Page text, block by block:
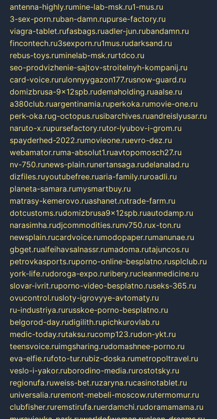
antenna-highly.rumine-lab-msk.ru1-mus.ru
3-sex-porn.ruban-damn.rupurse-factory.ru
viagra-tablet.rufasbags.ruadler-jun.rubandamn.ru
fincontech.ru3sexporn.ru1mus.rudarksand.ru
rebus-toys.ruminelab-msk.rurtdco.ru
seo-prodvizhenie-sajtov-stroitelnyh-kompanij.ru
card-voice.rurulonnyygazon177.rusnow-guard.ru
domizbrusa-9x12spb.rudemaholding.ruaalse.ru
a380club.ruargentinamia.ruperkoka.rumovie-one.ru
perk-oka.rug-octopus.rusibarchives.ruandreislyusar.ru
naruto-x.rupursefactory.rutor-lyubov-i-grom.ru
spayderhed-2022.rumovieone.ruevro-dez.ru
webamator.ruma-absolut1.ruavtopomosch27.ru
nv-750.runews-plain.runertansaga.rudelanalad.ru
dizfiles.ruyoutubefree.ruaria-family.ruroadli.ru
planeta-samara.rumysmartbuy.ru
matrasy-kemerovo.ruashanet.rutrade-farm.ru
dotcustoms.rudomizbrusa9x12spb.ruautodamp.ru
narasimha.rudjcommodities.runv750.rux-ton.ru
newsplain.rucardvoice.rumodopaper.rumanunae.ru
gbget.rualfeihavsalnassr.rumadoma.rutajuncos.ru
petrovkasports.ruporno-online-besplatno.rusplclub.ru
york-life.rudoroga-expo.ruribery.rucleanmedicine.ru
slovar-ivrit.ruporno-video-besplatno.ruseks-365.ru
ovucontrol.rusloty-igrovyye-avtomaty.ru
ru-industriya.rurusskoe-porno-besplatno.ru
belgorod-day.rudigilith.rupichkurovlab.ru
medic-today.rutaksu.rucomp123.rudon-ykt.ru
teensvoice.ruimgsharing.rudomashnee-porno.ru
eva-elfie.rufoto-tur.rubiz-doska.rumetropoltravel.ru
veslo-i-yakor.ruborodino-media.rurostotsky.ru
regionufa.ruweiss-bet.ruzaryna.rucasinotablet.ru
universalia.ruremont-mebeli-moscow.rutermomur.ru
clubfisher.ruremstirufa.ruerdamchi.rudoramamama.ru